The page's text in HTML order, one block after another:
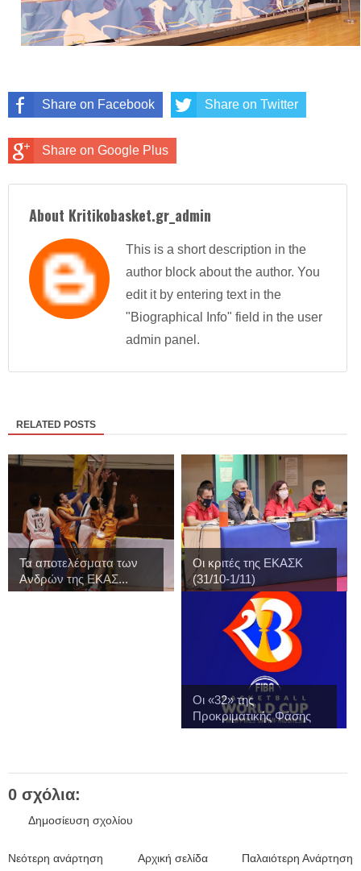
Share on Facebook Share on Twitter
Share on Google Plus
About Kritikobasket.gr_admin
This is a short description in the
author block about the author. You
edit it by entering text in the
"Biographical Info" field in the user
admin panel.
RELATED POSTS
Τα αποτελέσματα των
Ανδρών της ΕΚΑΣ...
Οι κριτές της ΕΚΑΣΚ
(31/10-1/11)
Οι «32» της
Προκριματικής Φάσης
του...
0 σχόλια:
Δημοσίευση σχολίου
Νεότερη ανάρτηση Παλαιότερη Ανάρτηση
Αρχική σελίδα